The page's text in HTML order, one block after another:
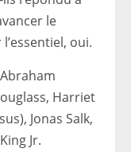
le
oui.